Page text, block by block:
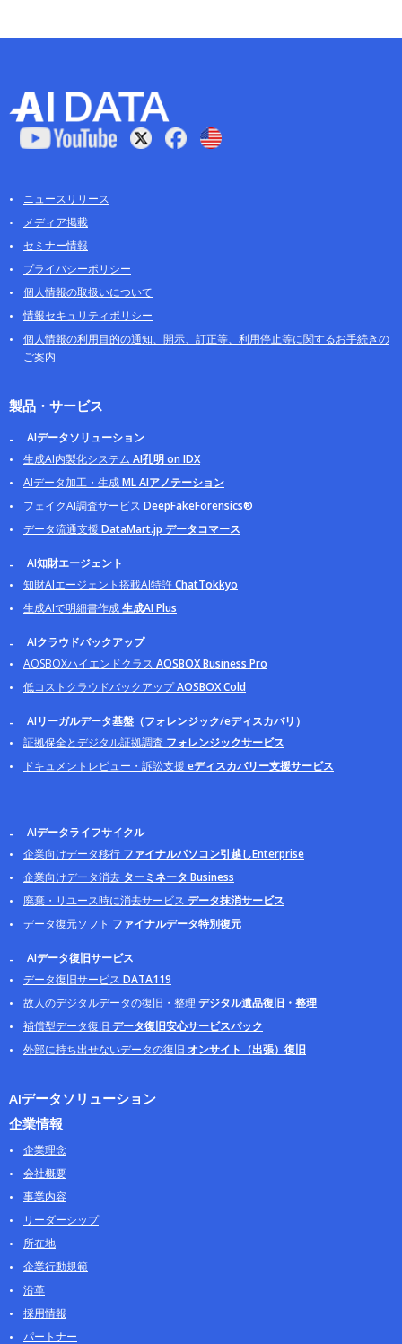
ニュースリリース
メディア掲載
セミナー情報
プライバシーポリシー
個人情報の取扱いについて
情報セキュリティポリシー
個人情報の利用目的の通知、開示、訂正等、利用停止等に関するお手続きの
ご案内
製品・サービス
AIデータソリューション
生成AI内製化システム AI孔明 on IDX
AIデータ加工・生成ML AIアノテーション
フェイクAI調査サービス DeepFakeForensics®
データ流通支援DataMart.jp データコマース
AI知財エージェント
知財AIエージェント搭載AI特許ChatTokkyo
生成AIで明細書作成生成AI Plus
AIクラウドバックアップ
AOSBOXハイエンドクラス AOSBOX Business Pro
低コストクラウドバックアップAOSBOX Cold
AIリーガルデータ基盤（フォレンジック/eディスカバリ）
証拠保全とデジタル証拠調査 フォレンジックサービス
ドキュメントレビュー・訴訟支援eディスカバリー支援サービス
AIデータライフサイクル
企業向けデータ移行 ファイナルパソコン引越しEnterprise
企業向けデータ消去 ターミネータ Business
廃棄・リユース時に消去サービス データ抹消サービス
データ復元ソフト ファイナルデータ特別復元
AIデータ復旧サービス
データ復旧サービス DATA119
故人のデジタルデータの復旧・整理デジタル遺品復旧・整理
補償型データ復旧 データ復旧安心サービスパック
外部に持ち出せないデータの復旧 オンサイト（出張）復旧
AIデータソリューション
企業情報
企業理念
会社概要
事業内容
リーダーシップ
所在地
企業行動規範
沿革
採用情報
パートナー